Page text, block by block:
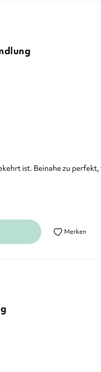
ist. Beinahe zu
Merken